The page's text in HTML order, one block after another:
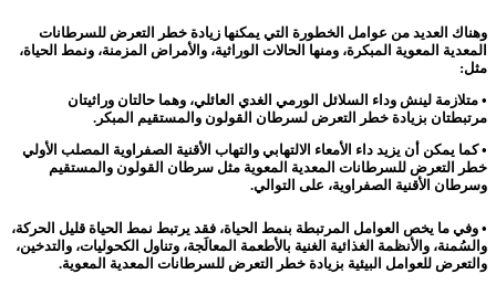
وهناك العديد من عوامل الخطورة التي يمكنها زيادة خطر التعرض للسرطانات
المعدية المعوية المبكرة، ومنها الحالات الوراثية، والأمراض المزمنة، ونمط الحياة،
مثل:
• متلازمة لينش وداء السلائل الورمي الغدي العائلي، وهما حالتان وراثيتان
مرتبطتان بزيادة خطر التعرض لسرطان القولون والمستقيم المبكر.
• كما يمكن أن يزيد داء الأمعاء الالتهابي والتهاب الأقنية الصفراوية المصلب الأولي
خطر التعرض للسرطانات المعدية المعوية مثل سرطان القولون والمستقيم
وسرطان الأقنية الصفراوية، على التوالي.
• وفي ما يخص العوامل المرتبطة بنمط الحياة، فقد يرتبط نمط الحياة قليل الحركة،
والسُمنة، والأنظمة الغذائية الغنية بالأطعمة المعالَجة، وتناول الكحوليات، والتدخين،
والتعرض للعوامل البيئية بزيادة خطر التعرض للسرطانات المعدية المعوية.